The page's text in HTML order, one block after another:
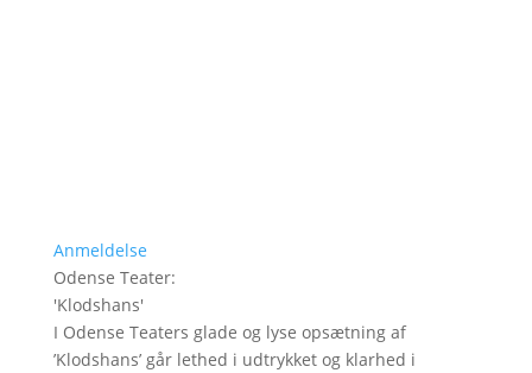
Anmeldelse
Odense Teater:
'Klodshans'
I Odense Teaters glade og lyse opsætning af
’Klodshans’ går lethed i udtrykket og klarhed i